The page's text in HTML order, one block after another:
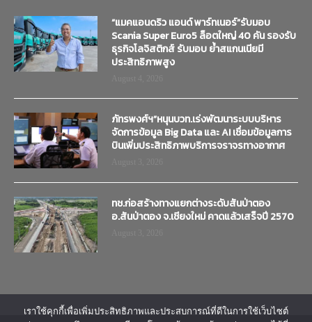
“แมคแอนดริว แอนด์ พาร์ทเนอร์”รับมอบ
Scania Super Euro5 ล็อตใหญ่ 40 คัน รองรับ
ธุรกิจโลจิสติกส์ รับมอบ ย้ำสแกนเนียมี
ประสิทธิภาพสูง
ภัทรพงศ์ฯ”หนุนบวท.เร่งพัฒนาระบบบริหาร
จัดการข้อมูล Big Data และ AI เชื่อมข้อมูลการ
บินเพิ่มประสิทธิภาพบริการจราจรทางอากาศ
ทช.ก่อสร้างทางแยกต่างระดับสันป่าตอง
อ.สันป่าตอง จ.เชียงใหม่ คาดแล้วเสร็จปี 2570
เราใช้คุกกี้เพื่อเพิ่มประสิทธิภาพและประสบการณ์ที่ดีในการใช้เว็บไซต์